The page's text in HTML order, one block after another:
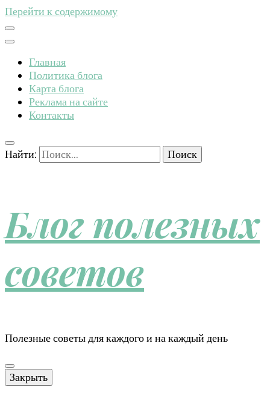
Перейти к содержимому
Главная
Политика блога
Карта блога
Реклама на сайте
Контакты
Найти:
Блог полезных
советов
Полезные советы для каждого и на каждый день
Закрыть